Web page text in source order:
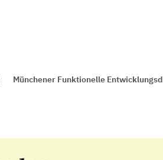
Münchener Funktionelle